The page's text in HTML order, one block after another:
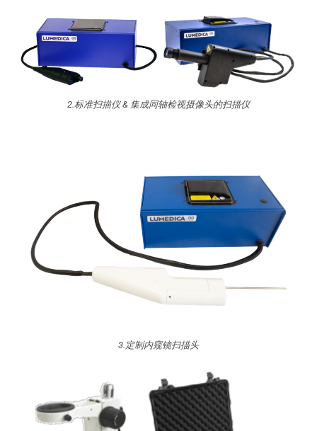
2.标准扫描仪 & 集成同轴检视摄像头的扫描仪
3.定制内窥镜扫描头